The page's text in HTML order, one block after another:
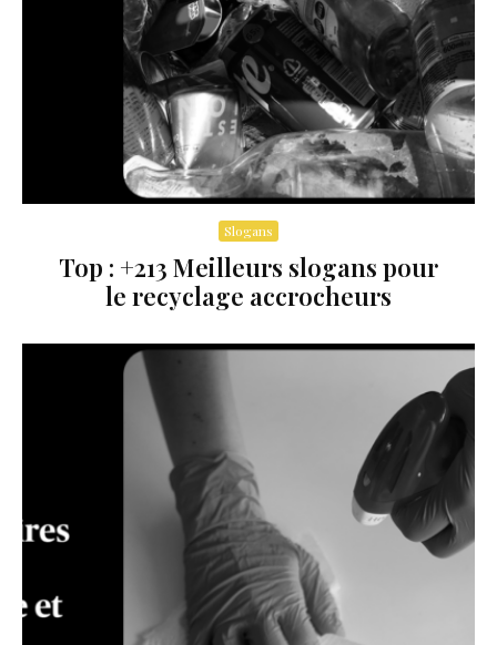
Slogans
Top : +213 Meilleurs slogans pour
le recyclage accrocheurs